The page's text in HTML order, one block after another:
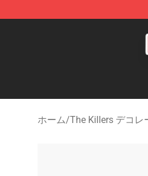
ホーム/The Killers デコレ